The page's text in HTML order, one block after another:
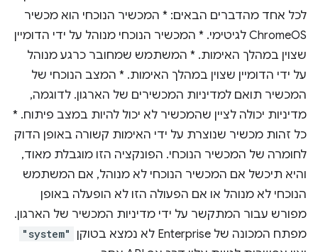
לכל אחד מהדברים הבאים: * המכשיר הנוכחי הוא מכשיר
ChromeOS לגיטימי. * המכשיר הנוכחי מנוהל על ידי הדומיין
שצוין במהלך האימות. * המשתמש שמחובר כרגע מנוהל
על ידי הדומיין שצוין במהלך האימות. * המצב הנוכחי של
המכשיר תואם למדיניות המכשירים של הארגון. לדוגמה,
מדיניות יכולה לציין שהמכשיר לא יכול להיות במצב פיתוח. *
כל זהות מכשיר שנוצרת על ידי האימות קשורה באופן הדוק
לחומרה של המכשיר הנוכחי. הפונקציה הזו מוגבלת מאוד,
והיא תיכשל אם המכשיר הנוכחי לא מנוהל, אם המשתמש
הנוכחי לא מנוהל או אם הפעולה הזו לא הופעלה באופן
מפורש עבור המתקשר על ידי מדיניות המכשיר של הארגון.
מפתח המכונה של Enterprise לא נמצא בטוקן
"system"